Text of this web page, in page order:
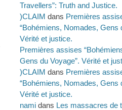
Travellers”: Truth and
)CLAIM dans Premières
“Bohémiens, Nomades, Gens
Vérité et justice.
Premières assises
Gens du Voyage”. Vérité et
)CLAIM dans Premières
“Bohémiens, Nomades, Gens
Vérité et justice.
nami dans Les massacres de